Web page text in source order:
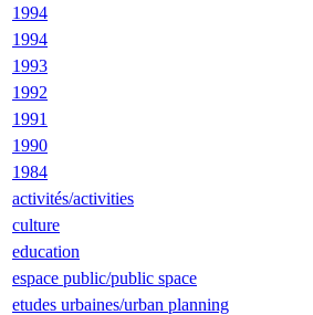
1994
1994
1993
1992
1991
1990
1984
activités/activities
culture
education
espace public/public space
etudes urbaines/urban planning